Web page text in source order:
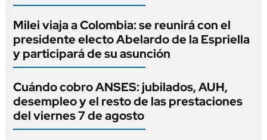
Milei viaja a Colombia: se reunirá con el
presidente electo Abelardo de la Espriella
y participará de su asunción
Cuándo cobro ANSES: jubilados, AUH,
desempleo y el resto de las prestaciones
del viernes 7 de agosto